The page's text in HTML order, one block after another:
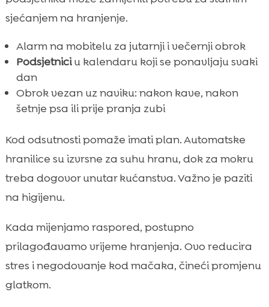
sjećanjem na hranjenje.
Alarm na mobitelu za jutarnji i večernji obrok
Podsjetniciu kalendaru koji se ponavljaju svaki
dan
Obrok vezan uz naviku: nakon kave, nakon
šetnje psa ili prije pranja zubi
Kod odsutnosti pomaže imati plan. Automatske
hranilice su izvrsne za suhu hranu, dok za mokru
treba dogovor unutar kućanstva. Važno je paziti
na higijenu.
Kada mijenjamo raspored, postupno
prilagođavamo vrijeme hranjenja. Ovo reducira
stres i negodovanje kod mačaka, čineći promjenu
glatkom.